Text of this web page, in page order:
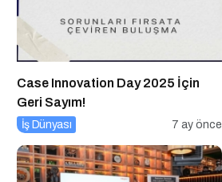
Case Innovation Day 2025 İçin
Geri Sayım!
İş Dünyası 7 ay önce